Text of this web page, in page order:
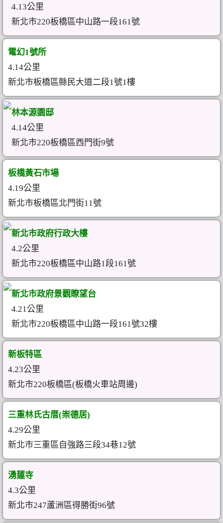
4.13公里
新北市220板橋區中山路一段161號
電幻1號所
4.14公里
新北市板橋區縣民大道二段1號1樓
林本源園邸
4.14公里
新北市220板橋區西門街9號
板橋黃石市場
4.19公里
新北市板橋區北門街11號
新北市政府行政大樓
4.2公里
新北市220板橋區中山路1段161號
新北市政府景觀瞭望台
4.21公里
新北市220板橋區中山路一段161號32樓
新板特區
4.23公里
新北市220板橋區(板橋火車站周邊)
三重林氏古厝(崇德居)
4.29公里
新北市三重區自強路三段34巷12號
湧蓮寺
4.3公里
新北市247蘆洲區得勝街96號